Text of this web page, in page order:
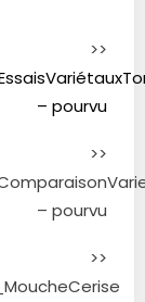
>>
– pourvu
>>
– pourvu
>>